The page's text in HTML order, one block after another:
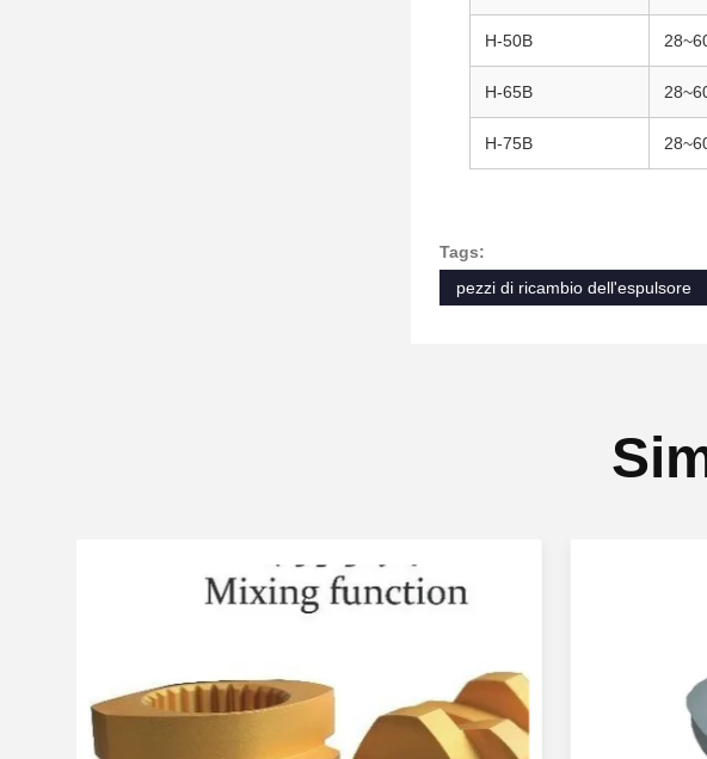
H-50B
H-65B
H-75B
Tags:
pezzi di ricambio dell'espulsore